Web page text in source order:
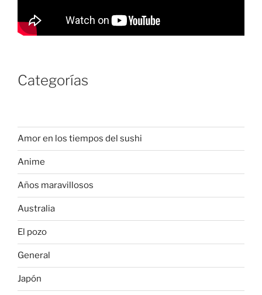
Categorías
Amor en los tiempos del sushi
Anime
Años maravillosos
Australia
El pozo
General
Japón